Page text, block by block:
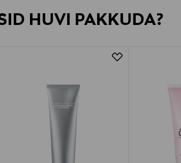
HUVI PAKKUDA?